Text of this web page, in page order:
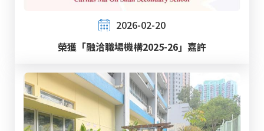
2026-02-20
榮獲「融洽職場機構2025-26」嘉許